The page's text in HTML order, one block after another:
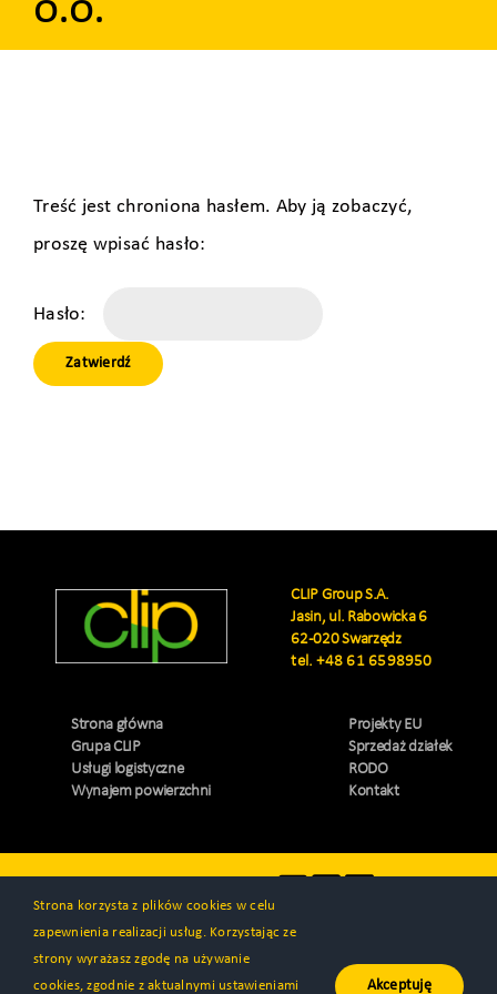
o.o.
Treść jest chroniona hasłem. Aby ją zobaczyć,
proszę wpisać hasło:
Hasło:
CLIP Group S.A.
Jasin, ul. Rabowicka 6
62-020 Swarzędz
tel.+48 61 6598950
Strona główna
Grupa CLIP
Usługi logistyczne
Wynajem powierzchni
Projekty EU
Sprzedaż działek
RODO
Kontakt
Strona korzysta z plików cookies w celu
zapewnienia realizacji usług. Korzystając ze
strony wyrażasz zgodę na używanie
cookies, zgodnie z aktualnymi ustawieniami
Akceptuję